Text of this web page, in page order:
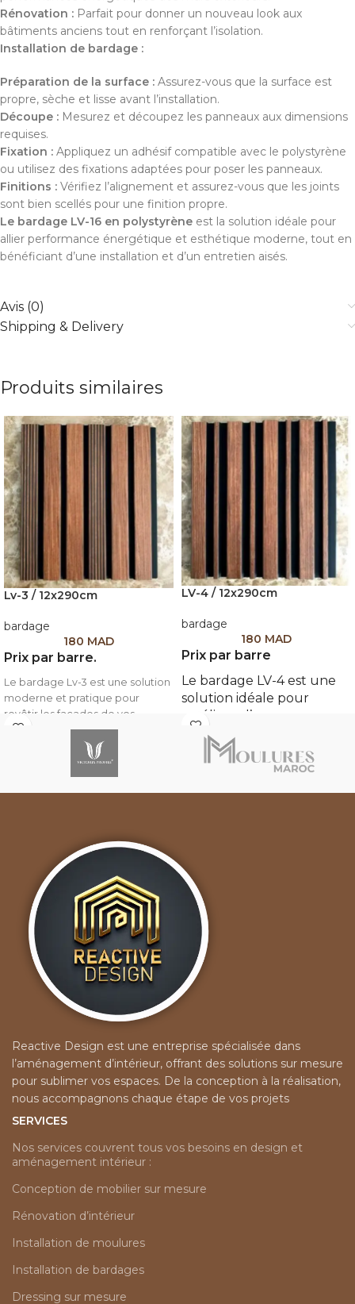
Rénovation : Parfait pour donner un nouveau look aux
bâtiments anciens tout en renforçant l’isolation.
Installation de bardage :
Préparation de la surface : Assurez-vous que la surface est
propre, sèche et lisse avant l’installation.
Découpe : Mesurez et découpez les panneaux aux dimensions
requises.
Fixation : Appliquez un adhésif compatible avec le polystyrène
ou utilisez des fixations adaptées pour poser les panneaux.
Finitions : Vérifiez l’alignement et assurez-vous que les joints
sont bien scellés pour une finition propre.
Le bardage LV-16 en polystyrène est la solution idéale pour
allier performance énergétique et esthétique moderne, tout en
bénéficiant d’une installation et d’un entretien aisés.
Avis (0)
Shipping & Delivery
Produits similaires
Lv-3 / 12x290cm
bardage
180 MAD
Prix par barre.
Le bardage Lv-3 est une solution
moderne et pratique pour
revêtir les façades de vos
bâtiments. Fabriqué en
polystyrène, il allie légèreté et
performance thermique pour
une isolation efficace tout en
apportant une finition
Polystyrène, connu
pour ses propriétés isolantes et
sa résistance aux intempéries.
Dimensions : Longueur de 2,90
mètres et largeur de 12 cm,
facilitant l’installation sur une
grande variété de surfaces.
Couleur :
Disponible en
différentes teintes pour
s’adapter à votre projet
texturée selon les besoins du
design.
LV-4 / 12x290cm
bardage
180 MAD
Prix par barre
Le bardage LV-4 est une
solution idéale pour
améliorer l’apparence et
la protection de vos
façades. Conçu en
polystyrène haute densité
généreuse et sa largeur
optimale permettent une
installation rapide et
efficace.
Caractéristiques de bardage :
Matériau :
densité, connu pour ses
Longueur de 2,90 mètres et
largeur de 12 cm, idéal pour
couvrir de grandes surfaces
rapidement.
besoins décoratifs (veuillez
Reactive Design est une entreprise spécialisée dans
l’aménagement d’intérieur, offrant des solutions sur mesure
pour sublimer vos espaces. De la conception à la réalisation,
nous accompagnons chaque étape de vos projets
SERVICES
Nos services couvrent tous vos besoins en design et
aménagement intérieur :
Conception de mobilier sur mesure
Rénovation d’intérieur
Installation de moulures
Installation de bardages
Dressing sur mesure